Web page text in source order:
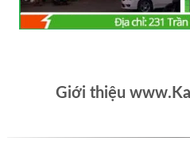
Giới thiệu